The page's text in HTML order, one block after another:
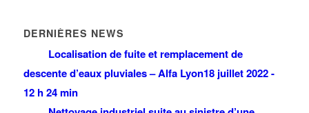
DERNIÈRES NEWS
Localisation de fuite et remplacement de
descente d’eaux pluviales – Alfa Lyon18 juillet 2022 -
12 h 24 min